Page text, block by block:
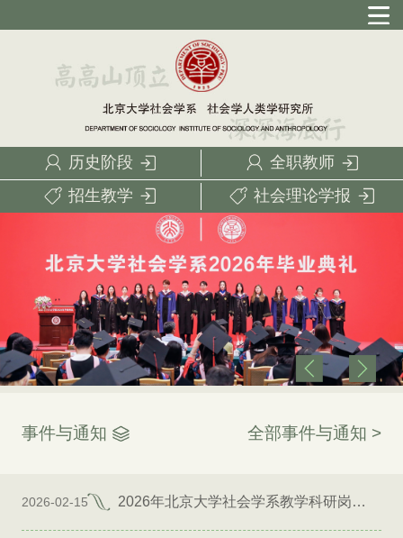
历史阶段
全职教师
招生教学
社会理论学报
事件与通知 全部事件与通知 >
2026-02-15 2026年北京大学社会学系教学科研岗位招聘启事